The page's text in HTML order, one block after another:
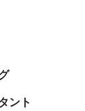
ント